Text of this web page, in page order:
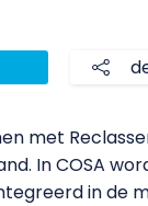
met
In COSA
in de